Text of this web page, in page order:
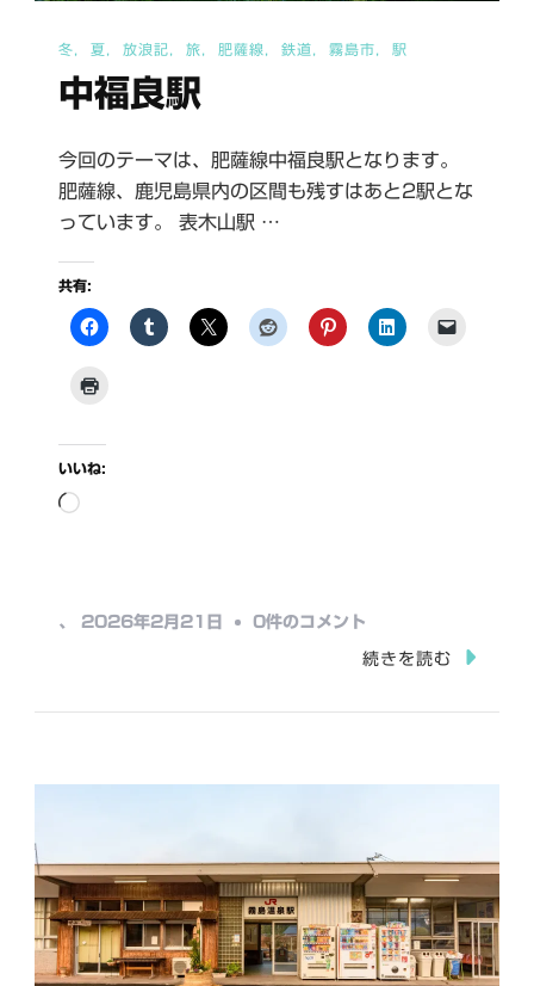
冬 夏 放浪記 旅 肥薩線 鉄道 霧島市 駅
中福良駅
今回のテーマは、肥薩線中福良駅となります。
肥薩線、鹿児島県内の区間も残すはあと2駅とな
っています。 表木山駅 …
共有:
いいね:
読
中…
、 2026年2月21日 中
0件のコメント
続きを読む